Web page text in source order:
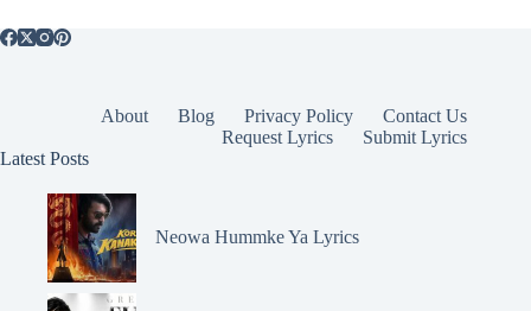
About Blog Privacy Policy
Contact Us
Request Lyrics
Submit Lyrics
Latest Posts
Neowa Hummke Ya Lyrics